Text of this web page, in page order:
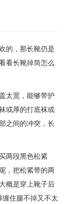
的，那长靴仍是
看长靴掉筒怎么
太宽，能够带护
或厚的打底袜或
之间的冲突，长
两段黑色松紧
，把松紧带的两
概是穿上靴子后
住腿不掉又不太